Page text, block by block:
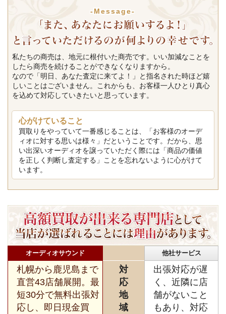
-Message-
私たちの商売は、地元に根付いた商売です。いい加減なことを
したら商売を続けることができなくなりますから。
なので「明日、あなた査定に来てよ！」と指名された時ほど嬉
しいことはございません。これからも、お客様一人ひとり真心
を込めて対応していきたいと思っています。
心がけていること
買取りをやっていて一番感じることは、「お客様のオーデ
ィオに対する思いは様々」だということです。だから、思
い出深いオーディオを譲っていただく際には「商品の価値
を正しく判断し査定する」ことを忘れないように心がけて
います。
オーディオサウンド 他社サービス
札幌から鹿児島まで
直営43店舗展開。最
短30分で無料出張対
応し、即日現金買
対
応
地
域
出張対応が遅
く、近隣に店
舗がないこと
もあり、対応